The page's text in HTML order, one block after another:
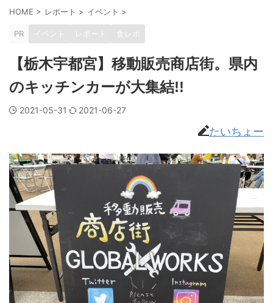
HOME > レポート > イベント >
PR イベント レポート 食レポ
【栃木宇都宮】移動販売商店街。県内
のキッチンカーが大集結!!
2021-05-31 2021-06-27
たいちょー